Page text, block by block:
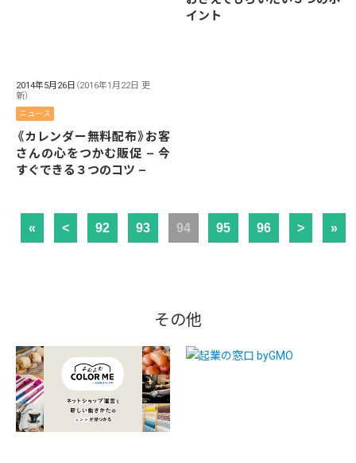
イント
2014年5月26日 （2016年1月22日 更
新）
ニュース
《カレンダー無料配布》お客
さんの心をつかむ販促 – 今
すぐできる３つのコツ –
« < 92 93 94 95 96 > »
その他